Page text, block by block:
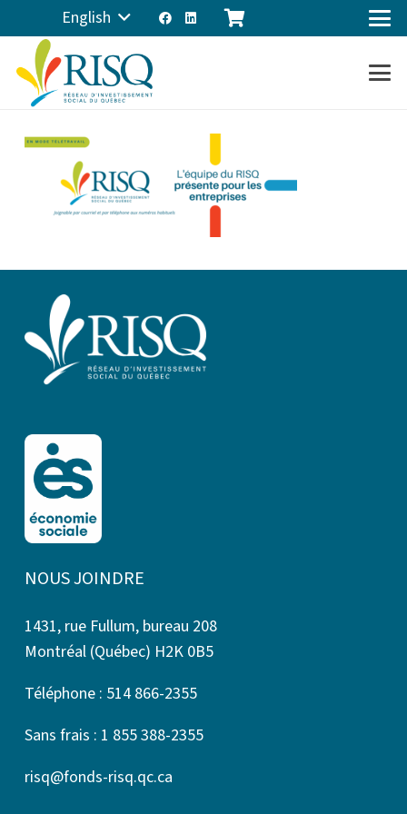
English
NOUS JOINDRE
1431, rue Fullum, bureau 208
Montréal (Québec) H2K 0B5
Téléphone : 514 866-2355
Sans frais : 1 855 388-2355
risq@fonds-risq.qc.ca